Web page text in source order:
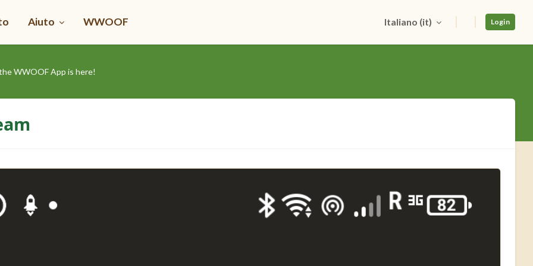
Aiuto WWOOF Italiano ‎(it)‎ Login
WWOOF App is here!